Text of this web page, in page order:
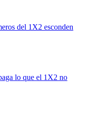
del 1X2 esconden
lo que el 1X2 no